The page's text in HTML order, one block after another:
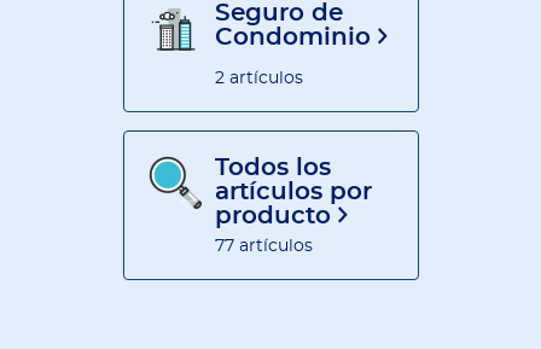
Seguro de
Condominio
2 artículos
Todos los
artículos por
producto
77 artículos